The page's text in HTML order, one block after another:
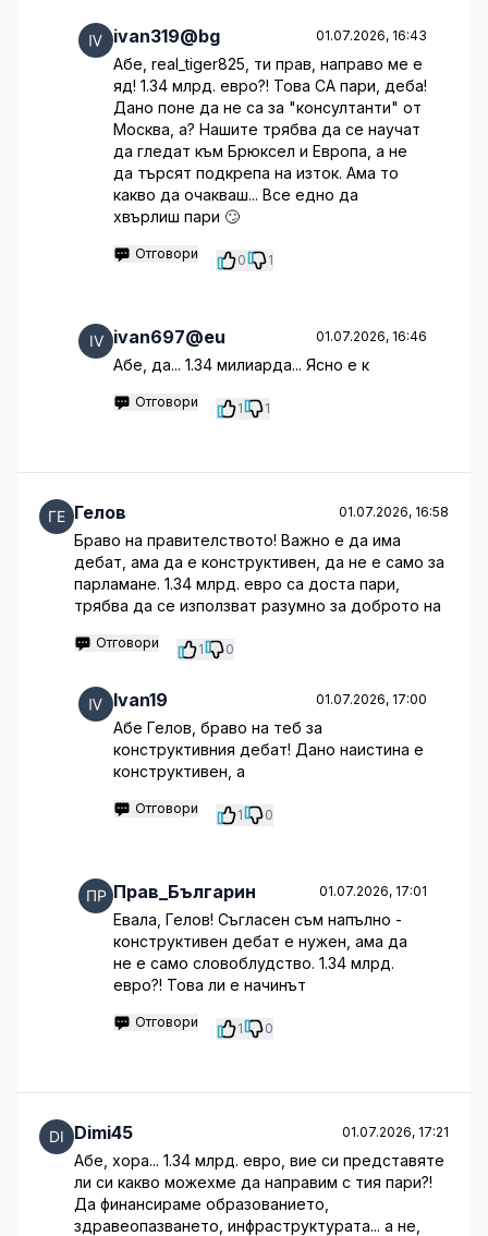
ivan319@bg 01.07.2026, 16:43
Абе, real_tiger825, ти прав, направо ме е
яд! 1.34 млрд. евро?! Това СА пари, деба!
Дано поне да не са за "консултанти" от
Москва, а? Нашите трябва да се научат
да гледат към Брюксел и Европа, а не
да търсят подкрепа на изток. Ама то
какво да очакваш... Все едно да
хвърлиш пари 🙄
Отговори 0 1
ivan697@eu 01.07.2026, 16:46
Абе, да... 1.34 милиарда... Ясно е к
Отговори 1 1
Гелов 01.07.2026, 16:58
Браво на правителството! Важно е да има
дебат, ама да е конструктивен, да не е само за
парламане. 1.34 млрд. евро са доста пари,
трябва да се използват разумно за доброто на
Отговори 1 0
Ivan19 01.07.2026, 17:00
Абе Гелов, браво на теб за
конструктивния дебат! Дано наистина е
конструктивен, а
Отговори 1 0
Прав_Българин 01.07.2026, 17:01
Евала, Гелов! Съгласен съм напълно -
конструктивен дебат е нужен, ама да
не е само словоблудство. 1.34 млрд.
евро?! Това ли е начинът
Отговори 1 0
Dimi45 01.07.2026, 17:21
Абе, хора... 1.34 млрд. евро, вие си представяте
ли си какво можехме да направим с тия пари?!
Да финансираме образованието,
здравеопазването, инфраструктурата... а не,